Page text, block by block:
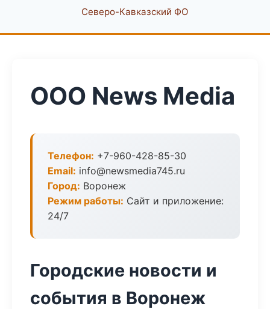
Северо-Кавказский ФО
ООО News Media
Телефон: +7-960-428-85-30
Email: info@newsmedia745.ru
Город: Воронеж
Режим работы: Сайт и приложение:
24/7
Городские новости и
события в Воронеж